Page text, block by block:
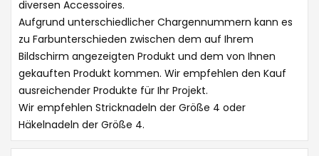
diversen Accessoires.
Aufgrund unterschiedlicher Chargennummern kann es
zu Farbunterschieden zwischen dem auf Ihrem
Bildschirm angezeigten Produkt und dem von Ihnen
gekauften Produkt kommen. Wir empfehlen den Kauf
ausreichender Produkte für Ihr Projekt.
Wir empfehlen Stricknadeln der Größe 4 oder
Häkelnadeln der Größe 4.